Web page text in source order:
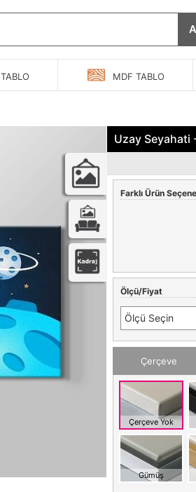
TABLO MDF TABLO
Uzay Seyahati
Farklı Ürün
Ölçü/Fiyat
Ölçü Seçin
Çerçeve
Çerçeve Yok
Gümüş